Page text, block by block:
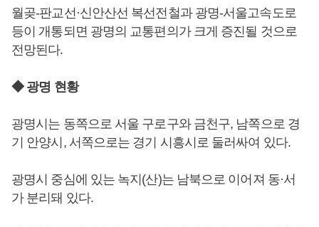
월곶-판교선·신안산선 복선전철과 광명-서울고속도로
등이 개통되면 광명의 교통편의가 크게 증진될 것으로
전망된다.
◆ 광명 현황
광명시는 동쪽으로 서울 구로구와 금천구, 남쪽으로 경
기 안양시, 서쪽으로는 경기 시흥시로 둘러싸여 있다.
광명시 중심에 있는 녹지(산)는 남북으로 이어져 동·서
가 분리돼 있다.